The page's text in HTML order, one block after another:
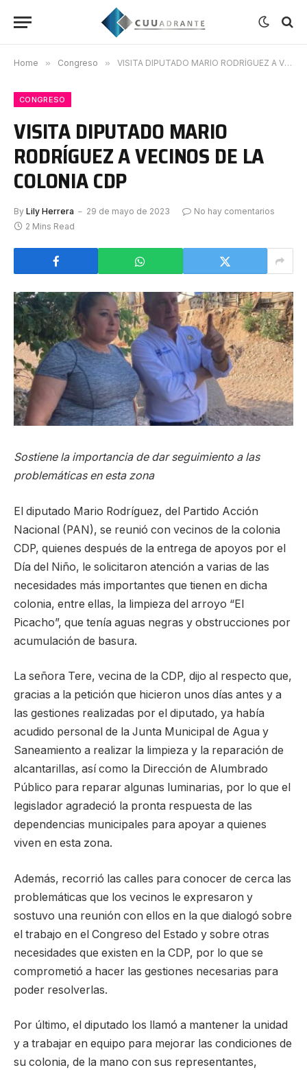
Home » Congreso » VISITA DIPUTADO MARIO RODRÍGUEZ A VECINOS DE LA COLONIA CDP
CONGRESO
VISITA DIPUTADO MARIO
RODRÍGUEZ A VECINOS DE LA
COLONIA CDP
By Lily Herrera 29 de mayo de 2023
No hay comentarios
2 Mins Read
Sostiene la importancia de dar seguimiento a las
problemáticas en esta zona
El diputado Mario Rodríguez, del Partido Acción
Nacional (PAN), se reunió con vecinos de la colonia
CDP, quienes después de la entrega de apoyos por el
Día del Niño, le solicitaron atención a varias de las
necesidades más importantes que tienen en dicha
colonia, entre ellas, la limpieza del arroyo “El
Picacho”, que tenía aguas negras y obstrucciones por
acumulación de basura.
La señora Tere, vecina de la CDP, dijo al respecto que,
gracias a la petición que hicieron unos días antes y a
las gestiones realizadas por el diputado, ya había
acudido personal de la Junta Municipal de Agua y
Saneamiento a realizar la limpieza y la reparación de
alcantarillas, así como la Dirección de Alumbrado
Público para reparar algunas luminarias, por lo que el
legislador agradeció la pronta respuesta de las
dependencias municipales para apoyar a quienes
viven en esta zona.
Además, recorrió las calles para conocer de cerca las
problemáticas que los vecinos le expresaron y
sostuvo una reunión con ellos en la que dialogó sobre
el trabajo en el Congreso del Estado y sobre otras
necesidades que existen en la CDP, por lo que se
comprometió a hacer las gestiones necesarias para
poder resolverlas.
Por último, el diputado los llamó a mantener la unidad
y a trabajar en equipo para mejorar las condiciones de
su colonia, de la mano con sus representantes,